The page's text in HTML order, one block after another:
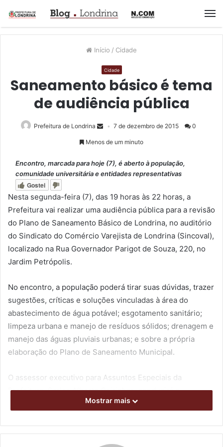
Início / Cidade
Cidade
Saneamento básico é tema
de audiência pública
Prefeitura de Londrina 7 de dezembro de 2015 0
Menos de um minuto
Encontro, marcada para hoje (7), é aberto à população,
comunidade universitária e entidades representativas
Gostei
Nesta segunda-feira (7), das 19 horas às 22 horas, a
Prefeitura vai realizar uma audiência pública para a revisão
do Plano de Saneamento Básico de Londrina, no auditório
do Sindicato do Comércio Varejista de Londrina (Sincoval),
localizado na Rua Governador Parigot de Souza, 220, no
Jardim Petrópolis.
No encontro, a população poderá tirar suas dúvidas, trazer
sugestões, críticas e soluções vinculadas à área do
abastecimento de água potável; esgotamento sanitário;
limpeza urbana e manejo de resíduos sólidos; drenagem e
manejo das águas pluviais urbanas; e sobre a própria
elaboração do Plano de Saneamento Municipal.
O assessor executivo para Assuntos Especiais da
Prefeitura, Carlos Alberto Geirinhas, conduzirá a
apresentação de renovação do Plano Municipal, que é um
participativa determinado pela Lei 11.445/2007.
Mostrar mais